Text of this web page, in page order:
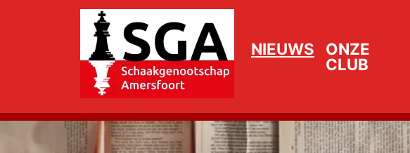
NIEUWS
ONZE
CLUB